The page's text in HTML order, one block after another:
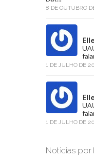
8 DE OUTUBRO
1 DE JULHO DE
1 DE JULHO DE
Notícias por